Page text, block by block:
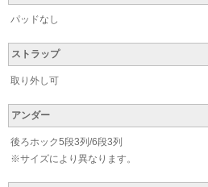
パッドなし
ストラップ
取り外し可
アンダー
後ろホック5段3列/6段3列
※サイズにより異なります。